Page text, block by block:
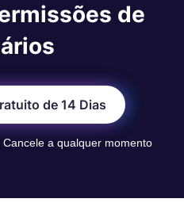
de
de 14 Dias
a qualquer momento